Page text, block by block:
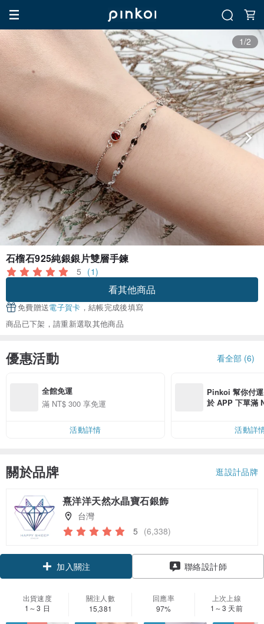
1/2
石榴石925純銀銀片雙層手鍊
5 (1)
看其他商品
免費贈送電子賀卡 ，結帳完成後填寫
商品已下架，請重新選取其他商品
優惠活動 看全部 (6)
全館免運
滿 NT$ 300 享免運
活動詳情
Pinkoi 幫你付
於 APP 下單滿
活動詳
關於品牌 逛設計品牌
熹洋洋天然水晶寶石銀飾
台灣
5 (6,338)
領優惠券
加入關注
聯絡設計師
出貨速度
1～3 日
關注人數
15,381
回應率
97%
上次上線
1～3 天前